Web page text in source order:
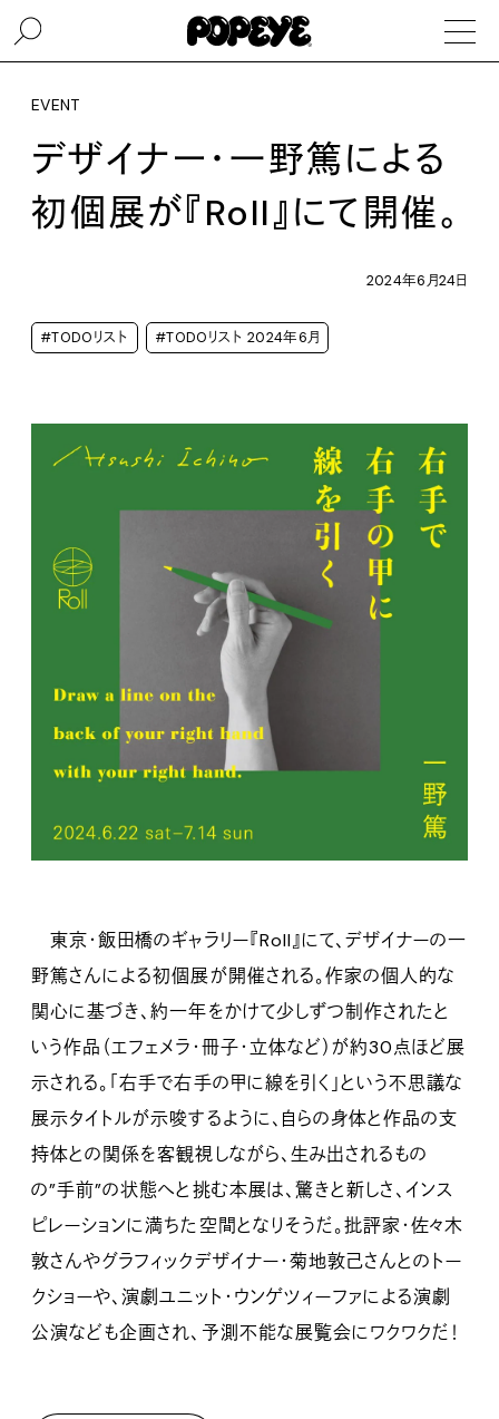
EVENT
デザイナー・一野篤による
初個展が『Roll』にて開催。
2024年6月24日
#TODOリスト #TODOリスト 2024年6月
東京・飯田橋のギャラリー『Roll』にて、デザイナーの一
野篤さんによる初個展が開催される。作家の個人的な
関心に基づき、約一年をかけて少しずつ制作されたと
いう作品（エフェメラ・冊子・立体など）が約30点ほど展
示される。「右手で右手の甲に線を引く」という不思議な
展示タイトルが示唆するように、自らの身体と作品の支
持体との関係を客観視しながら、生み出されるもの
の”手前”の状態へと挑む本展は、驚きと新しさ、インス
ピレーションに満ちた空間となりそうだ。批評家・佐々木
敦さんやグラフィックデザイナー・菊地敦己さんとのトー
クショーや、演劇ユニット・ウンゲツィーファによる演劇
公演なども企画され、予測不能な展覧会にワクワクだ！